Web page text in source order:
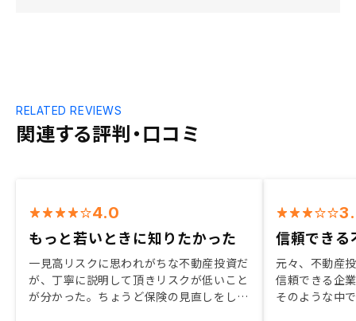
関連する評判・口コミ
RELATED REVIEWS
4.0
もっと若いときに知りたかった
一見高リスクに思われがちな不動産投資だ
が、丁寧に説明して頂きリスクが低いこと
が分かった。ちょうど保険の見直しをして
信頼できる
元々、不動産
信頼できる企
そのような中